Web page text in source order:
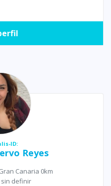
ID:
Reyes
Canaria 0km
definir